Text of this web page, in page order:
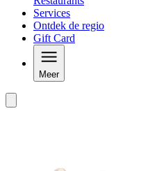
Services
Ontdek de regio
Gift Card
Meer